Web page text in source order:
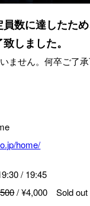
数に達したた
しました。
ません。何卒ご了
home/
/ 19:45
/ ¥4,000 Sold out